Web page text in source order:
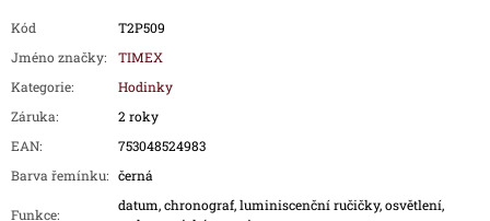
Kód
T2P509
Jméno značky:
TIMEX
Kategorie:
Hodinky
Záruka:
2 roky
EAN:
753048524983
Barva řemínku: černá
Funkce:
datum, chronograf, luminiscenční ručičky, osvětlení,